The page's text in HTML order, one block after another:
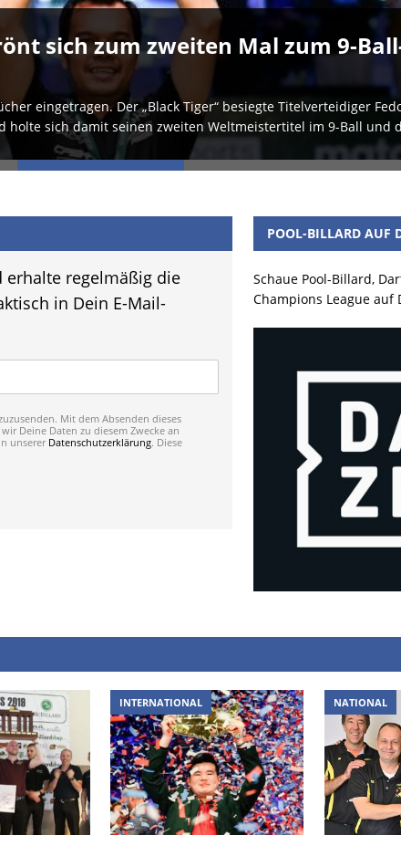
sich zum zweiten Mal zum 9-
eingetragen. Der „Black Tiger“ besiegte Titelverteidiger
holte sich damit seinen zweiten Weltmeistertitel im 9-Ball und
regelmäßig die
in Dein E-Mail-
Mit dem Absenden dieses
Deine Daten zu diesem Zwecke an
unserer Datenschutzerklärung. Diese
POOL-BILLARD AUF
Schaue Pool-Billard,
Champions League auf
INTERNATIONAL NATIONAL